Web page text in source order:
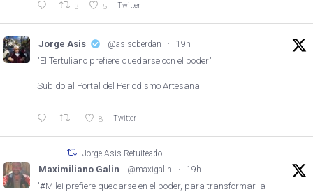
3 5 Twitter
Jorge Asis @asisoberdan · 19h
"El Tertuliano prefiere quedarse con el poder"
Subido al Portal del Periodismo Artesanal
8 Twitter
Jorge Asis Retuiteado
Maximiliano Galin @maxigalin · 19h
"#Milei prefiere quedarse en el poder, para transformar la